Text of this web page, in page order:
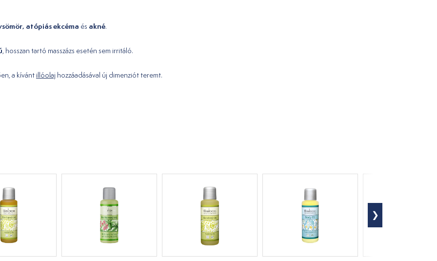
atópiás ekcéma és akné.
, hosszan tartó masszázs esetén sem irritáló.
a kívánt illóolaj hozzáadásával új dimenziót teremt.